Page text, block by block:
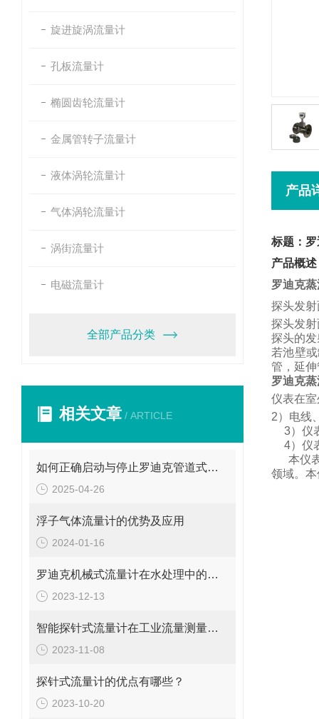
旋进旋涡流量计
孔板流量计
椭圆齿轮流量计
金属管转子流量计
液体涡轮流量计
气体涡轮流量计
涡街流量计
电磁流量计
全部产品分类
相关文章 / ARTICLE
如何正确启动与停止罗迪克管道式流量计？操作要点要牢记
2025-04-26
浮子气体流量计的优势及应用
2024-01-16
罗迪克机械式流量计在水处理中的应用
2023-12-13
智能探针式流量计在工业流量测量中的应用
2023-11-08
探针式流量计的优点有哪些？
2023-10-20
产品
标题：
产品概述
罗迪克
探头发
探头发
探头的
若池壁
管， 延
罗迪克
仪表在
2）电线
3）仪
4）仪
本仪
领域。 本